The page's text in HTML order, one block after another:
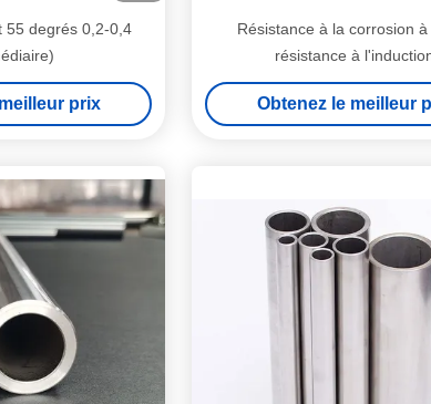
55 degrés 0,2-0,4
prix
Résistance à la corrosion à
résistance à
Obtenez le meilleur